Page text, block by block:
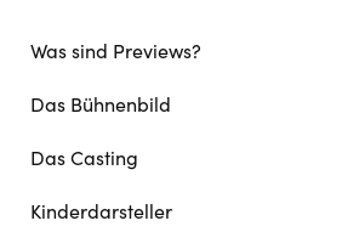
Was sind Previews?
Das Bühnenbild
Das Casting
Kinderdarsteller